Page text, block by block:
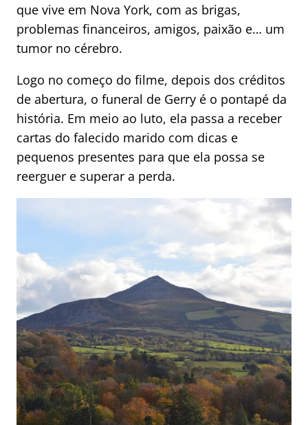
que vive em Nova York, com as brigas,
problemas financeiros, amigos, paixão e… um
tumor no cérebro.
Logo no começo do filme, depois dos créditos
de abertura, o funeral de Gerry é o pontapé da
história. Em meio ao luto, ela passa a receber
cartas do falecido marido com dicas e
pequenos presentes para que ela possa se
reerguer e superar a perda.